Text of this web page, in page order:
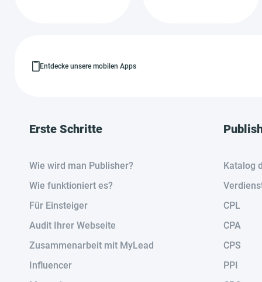
Entdecke unsere mobilen Apps
Erste Schritte
Wie wird man Publisher?
Wie funktioniert es?
Für Einsteiger
Audit Ihrer Webseite
Zusammenarbeit mit MyLead
Influencer
Katalog
CPL
CPA
CPS
PPI